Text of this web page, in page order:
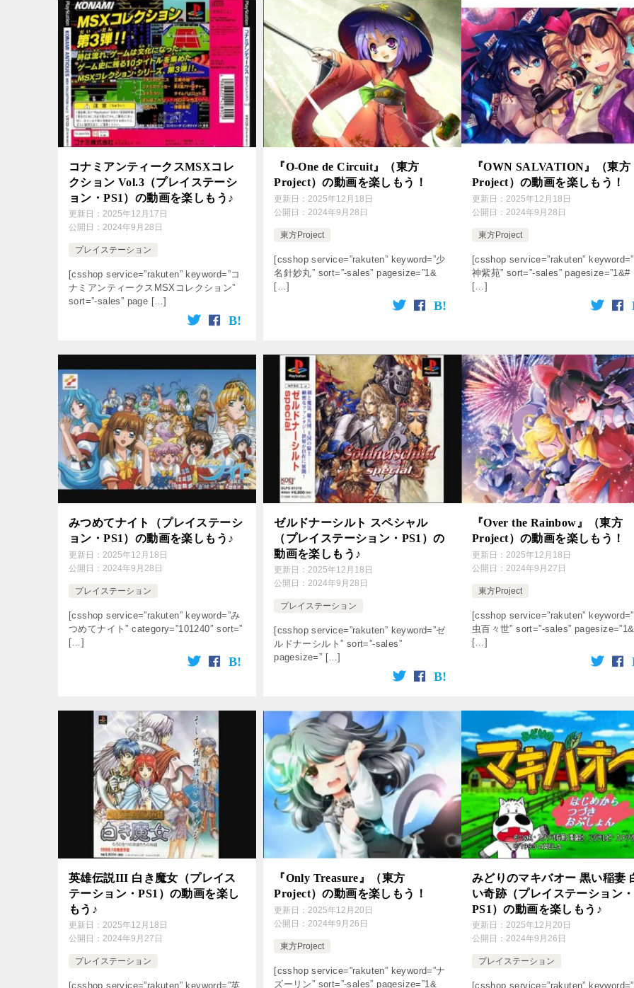
コナミアンティークスMSXコレ
クション Vol.3（プレイステーシ
ョン・PS1）の動画を楽しもう♪
更新日： 2025年12月17日
公開日： 2024年9月28日
プレイステーション
[csshop service=”rakuten” keyword=”コ
ナミアンティークスMSXコレクション”
sort=”-sales” page […]
『O-One de Circuit』（東方
Project）の動画を楽しもう！
更新日：2025年12月18日
公開日：2024年9月28日
東方Project
[csshop service=”rakuten” keyword=”少
名針妙丸” sort=”-sales” pagesize=”1&
[…]
『OWN SALVATION』（東方
Project）の動画を楽しもう！
更新日： 2025年12月18日
公開日： 2024年9月28日
東方Project
[csshop service=”rakuten”
神紫苑” sort=”-sales” pagesize=”1&#
[…]
みつめてナイト（プレイステーシ
ョン・PS1）の動画を楽しもう♪
更新日： 2025年12月18日
公開日： 2024年9月28日
プレイステーション
[csshop service=”rakuten” keyword=”み
つめてナイト” category=”101240″ sort=”
[…]
ゼルドナーシルト スペシャル
（プレイステーション・PS1）の
動画を楽しもう♪
更新日： 2025年12月18日
公開日： 2024年9月28日
プレイステーション
[csshop service=”rakuten” keyword=”ゼ
ルドナーシルト” sort=”-sales”
pagesize=” […]
『Over the Rainbow』（東方
Project）の動画を楽しもう！
更新日： 2025年12月18日
公開日： 2024年9月27日
東方Project
[csshop service=”rakuten”
虫百々世” sort=”-sales” pagesize=”1&
[…]
英雄伝説III 白き魔女（プレイス
テーション・PS1）の動画を楽し
もう♪
更新日： 2025年12月18日
公開日： 2024年9月27日
プレイステーション
[csshop service=”rakuten” keyword=”英
『Only Treasure』（東方
Project）の動画を楽しもう！
更新日：2025年12月20日
公開日：2024年9月26日
東方Project
[csshop service=”rakuten” keyword=”ナ
ズーリン” sort=”-sales” pagesize=”1&
みどりのマキバオー 黒い稲妻
い奇跡（プレイステーション・
PS1）の動画を楽しもう♪
更新日： 2025年12月20日
公開日： 2024年9月26日
プレイステーション
[csshop service=”rakuten”